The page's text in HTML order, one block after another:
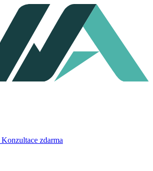
Konzultace zdarma